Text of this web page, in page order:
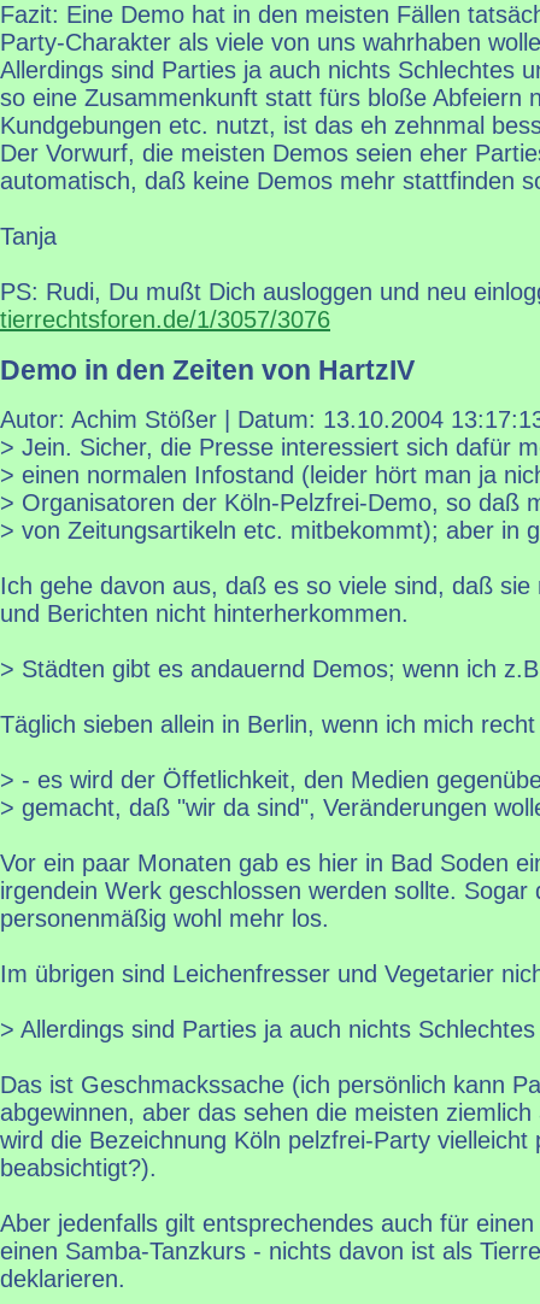
Fazit: Eine Demo hat in den meisten Fällen
Party-Charakter als viele von uns wahrhaben
Allerdings sind Parties ja auch nichts Schlechtes
so eine Zusammenkunft statt fürs bloße Abfeiern
Kundgebungen etc. nutzt, ist das eh zehnmal
Der Vorwurf, die meisten Demos seien eher
automatisch, daß keine Demos mehr stattfinden
Tanja
PS: Rudi, Du mußt Dich ausloggen und neu
tierrechtsforen.de/1/3057/3076
Demo in den Zeiten von HartzIV
Autor: Achim Stößer | Datum: 13.10.2004
> Jein. Sicher, die Presse interessiert sich dafür
> einen normalen Infostand (leider hört man ja
> Organisatoren der Köln-Pelzfrei-Demo, so daß
> von Zeitungsartikeln etc. mitbekommt); aber in
Ich gehe davon aus, daß es so viele sind, daß sie
und Berichten nicht hinterherkommen.
> Städten gibt es andauernd Demos; wenn ich
Täglich sieben allein in Berlin, wenn ich mich
> - es wird der Öffetlichkeit, den Medien
> gemacht, daß "wir da sind", Veränderungen
Vor ein paar Monaten gab es hier in Bad Soden
irgendein Werk geschlossen werden sollte. Sogar
personenmäßig wohl mehr los.
Im übrigen sind Leichenfresser und Vegetarier
> Allerdings sind Parties ja auch nichts
Das ist Geschmackssache (ich persönlich kann
abgewinnen, aber das sehen die meisten
wird die Bezeichnung Köln pelzfrei-Party vielleicht
beabsichtigt?).
Aber jedenfalls gilt entsprechendes auch für
einen Samba-Tanzkurs - nichts davon ist als
deklarieren.